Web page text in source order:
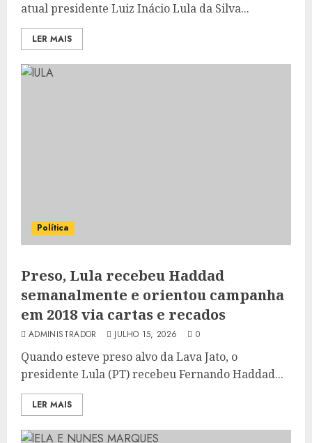
atual presidente Luiz Inácio Lula da Silva...
LER MAIS
Política
Preso, Lula recebeu Haddad
semanalmente e orientou campanha
em 2018 via cartas e recados
ADMINISTRADOR JULHO 15, 2026 0
Quando esteve preso alvo da Lava Jato, o
presidente Lula (PT) recebeu Fernando Haddad...
LER MAIS